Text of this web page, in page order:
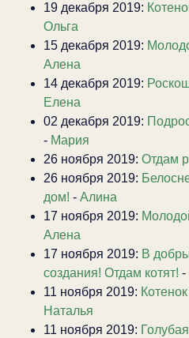
19 декабря 2019:
Ольга
15 декабря 2019:
Алена
14 декабря 2019:
Елена
02 декабря 2019:
- Мария
26 ноября 2019: Отдам
26 ноября 2019:
дом! - Алина
17 ноября 2019:
Алена
17 ноября 2019: В
создания! Отдам котят! -
11 ноября 2019:
Наталья
11 ноября 2019: